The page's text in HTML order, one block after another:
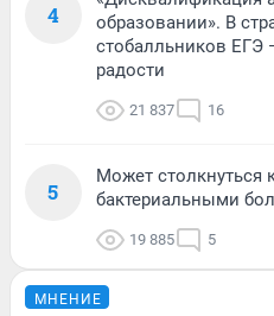
4
образовании». В
стобалльников ЕГЭ
радости
21 837 16
5
Может столкнуться
бактериальными
19 885 5
МНЕНИЕ